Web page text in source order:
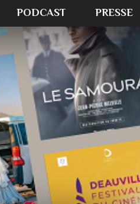
PODCAST PRESSE